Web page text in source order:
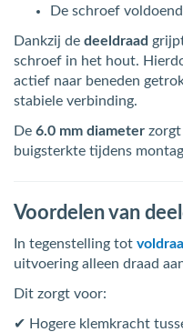
De schroef
Dankzij de deeldraad
schroef in het hout.
actief naar beneden
stabiele verbinding.
De 6.0 mm diameter
buigsterkte tijdens
Voordelen van
In tegenstelling tot
uitvoering alleen draad
Dit zorgt voor:
✔ Hogere klemkracht